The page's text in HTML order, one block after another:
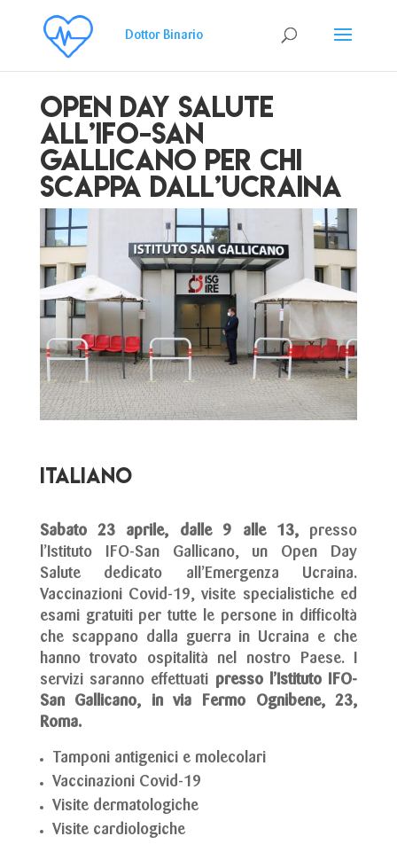
Open Day Salute
all’IFO-San
Gallicano per chi
scappa dall’Ucraina
ITALIANO
Sabato 23 aprile, dalle 9 alle 13, presso
l’Istituto IFO-San Gallicano, un Open Day
Salute dedicato all’Emergenza Ucraina.
Vaccinazioni Covid-19, visite specialistiche ed
esami gratuiti per tutte le persone in difficoltà
che scappano dalla guerra in Ucraina e che
hanno trovato ospitalità nel nostro Paese. I
servizi saranno effettuati presso l’Istituto IFO-
San Gallicano, in via Fermo Ognibene, 23,
Roma.
Tamponi antigenici e molecolari
Vaccinazioni Covid-19
Visite dermatologiche
Visite cardiologiche